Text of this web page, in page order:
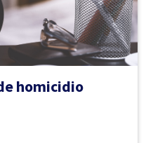
homicidio